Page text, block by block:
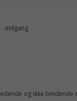
indgang
og ikke bindende